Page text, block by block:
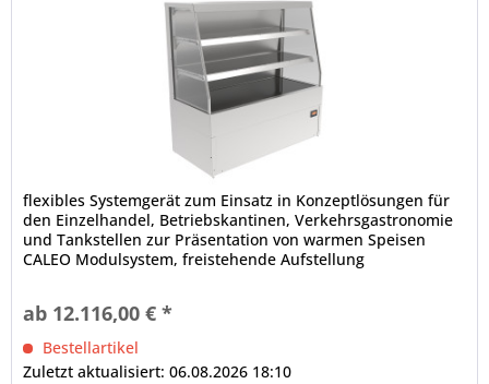
flexibles Systemgerät zum Einsatz in Konzeptlösungen für
den Einzelhandel, Betriebskantinen, Verkehrsgastronomie
und Tankstellen zur Präsentation von warmen Speisen
CALEO Modulsystem, freistehende Aufstellung
hitzebeständig Ausstellfläche in Schwarzglas mit...
ab 12.116,00 € *
Bestellartikel
Zuletzt aktualisiert: 06.08.2026 18:10